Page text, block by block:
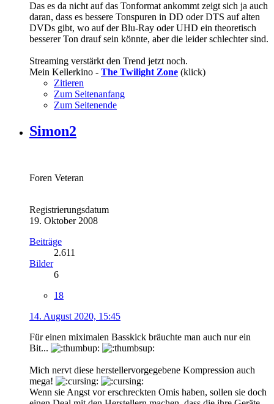
Das es da nicht auf das Tonformat ankommt zeigt sich ja auch
daran, dass es bessere Tonspuren in DD oder DTS auf alten
DVDs gibt, wo auf der Blu-Ray oder UHD ein theoretisch
besserer Ton drauf sein könnte, aber die leider schlechter sind.
Streaming verstärkt den Trend jetzt noch.
Mein Kellerkino - The Twilight Zone (klick)
Zitieren
Zum Seitenanfang
Zum Seitenende
Simon2
Foren Veteran
Registrierungsdatum
19. Oktober 2008
Beiträge
2.611
Bilder
6
18
14. August 2020, 15:45
Für einen miximalen Basskick bräuchte man auch nur ein
Bit...
Mich nervt diese herstellervorgegebene Kompression auch
mega!
Wenn sie Angst vor erschreckten Omis haben, sollen sie doch